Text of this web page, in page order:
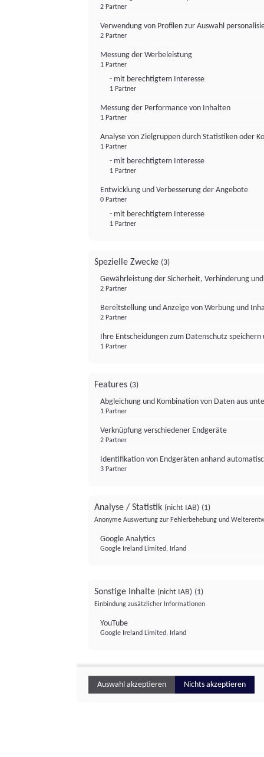
2 Partner
Verwendung von Profilen zur Auswahl
2 Partner
Messung der Werbeleistung
1 Partner
- mit berechtigtem Interesse
1 Partner
Messung der Performance von Inhalten
1 Partner
Analyse von Zielgruppen durch Statistiken oder
1 Partner
- mit berechtigtem Interesse
1 Partner
Entwicklung und Verbesserung der Angebote
0 Partner
- mit berechtigtem Interesse
1 Partner
Spezielle Zwecke (3)
Gewährleistung der Sicherheit, Verhinderung
2 Partner
Bereitstellung und Anzeige von Werbung und
2 Partner
Ihre Entscheidungen zum Datenschutz
1 Partner
Features (3)
Abgleichung und Kombination von Daten aus
1 Partner
Verknüpfung verschiedener Endgeräte
2 Partner
Identifikation von Endgeräten anhand
3 Partner
Analyse / Statistik (nicht IAB) (1)
Anonyme Auswertung zur Fehlerbehebung und
Google Analytics
Google Ireland Limited, Irland
Sonstige Inhalte (nicht IAB) (1)
Einbindung zusätzlicher Informationen
YouTube
Google Ireland Limited, Irland
Auswahl akzeptieren Nichts akzeptieren